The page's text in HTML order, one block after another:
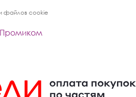
файлов cookie
Промиком